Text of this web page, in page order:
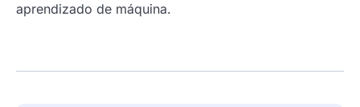
aprendizado de máquina.